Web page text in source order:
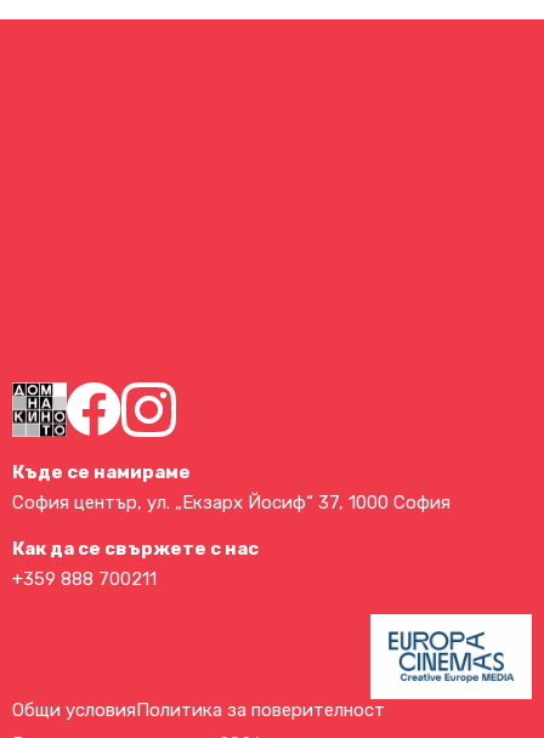
Къде се намираме
София център, ул. „Екзарх Йосиф“ 37, 1000 София
Как да се свържете с нас
+359 888 700211
Общи условияПолитика за поверителност